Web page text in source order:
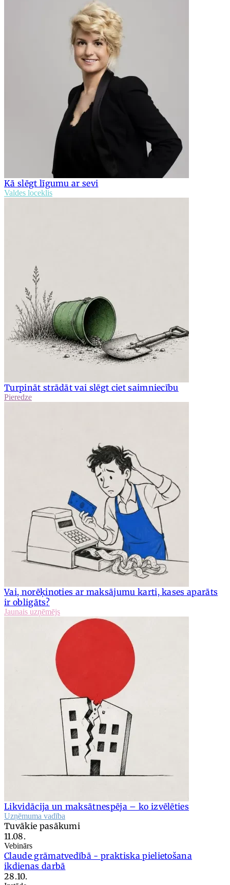
Kā slēgt līgumu ar sevi
Valdes loceklis
Turpināt strādāt vai slēgt ciet saimniecību
Pieredze
Vai, norēķinoties ar maksājumu karti, kases aparāts
ir obligāts?
Jaunais uzņēmējs
Likvidācija un maksātnespēja – ko izvēlēties
Uzņēmuma vadība
Tuvākie pasākumi
11.08.
Vebinārs
Claude grāmatvedībā - praktiska pielietošana
ikdienas darbā
28.10.